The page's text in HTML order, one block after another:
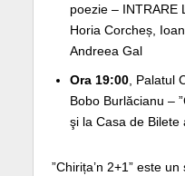
poezie – INTRARE
Horia Corcheș,
Andreea Gal
Ora 19:00, Palatul
Bobo Burlăcianu –
şi la Casa de Bilete
”Chirița’n 2+1” este